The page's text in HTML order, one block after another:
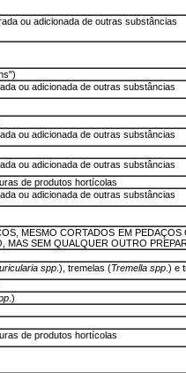
ou adicionada de outras substâncias
ou adicionada de outras substâncias
ou adicionada de outras substâncias
ou adicionada de outras substâncias
de produtos hortícolas
ou adicionada de outras substâncias
MESMO CORTADOS EM PEDAÇOS
MAS SEM QUALQUER OUTRO
spp .), tremelas (Tremella spp .) e
.)
de produtos hortícolas